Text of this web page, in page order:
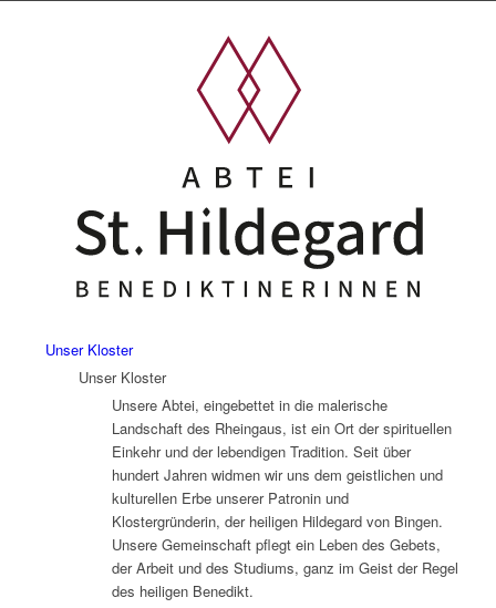
Unser Kloster
Unser Kloster
Unsere Abtei, eingebettet in die malerische
Landschaft des Rheingaus, ist ein Ort der spirituellen
Einkehr und der lebendigen Tradition. Seit über
hundert Jahren widmen wir uns dem geistlichen und
kulturellen Erbe unserer Patronin und
Klostergründerin, der heiligen Hildegard von Bingen.
Unsere Gemeinschaft pflegt ein Leben des Gebets,
der Arbeit und des Studiums, ganz im Geist der Regel
des heiligen Benedikt.